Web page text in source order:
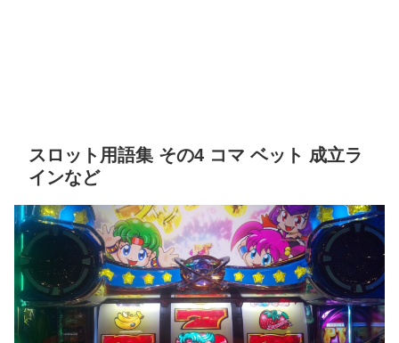
スロット用語集 その4 コマ ベット 成立ラ
インなど